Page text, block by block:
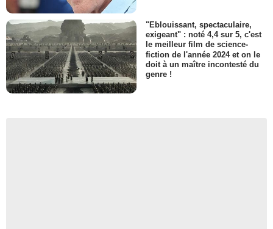
"Eblouissant, spectaculaire,
exigeant" : noté 4,4 sur 5, c'est
le meilleur film de science-
fiction de l'année 2024 et on le
doit à un maître incontesté du
genre !